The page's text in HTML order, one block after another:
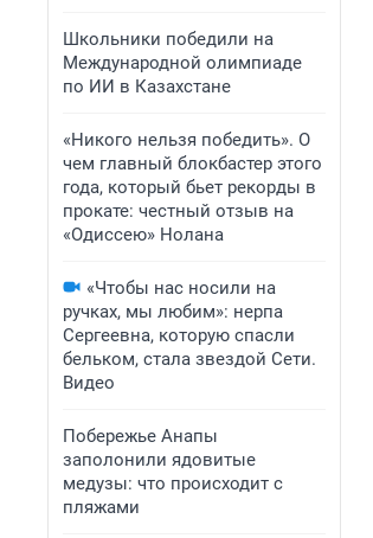
Школьники победили на
Международной олимпиаде
по ИИ в Казахстане
«Никого нельзя победить». О
чем главный блокбастер этого
года, который бьет рекорды в
прокате: честный отзыв на
«Одиссею» Нолана
«Чтобы нас носили на
ручках, мы любим»: нерпа
Сергеевна, которую спасли
бельком, стала звездой Сети.
Видео
Побережье Анапы
заполонили ядовитые
медузы: что происходит с
пляжами